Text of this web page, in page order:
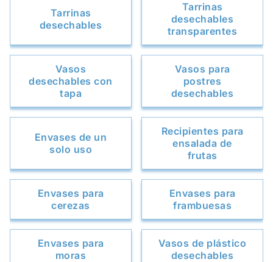
Tarrinas
desechables
Tarrinas
desechables
transparentes
Vasos
desechables con
tapa
Vasos para
postres
desechables
Envases de un
solo uso
Recipientes para
ensalada de
frutas
Envases para
cerezas
Envases para
frambuesas
Envases para
moras
Vasos de plástico
desechables